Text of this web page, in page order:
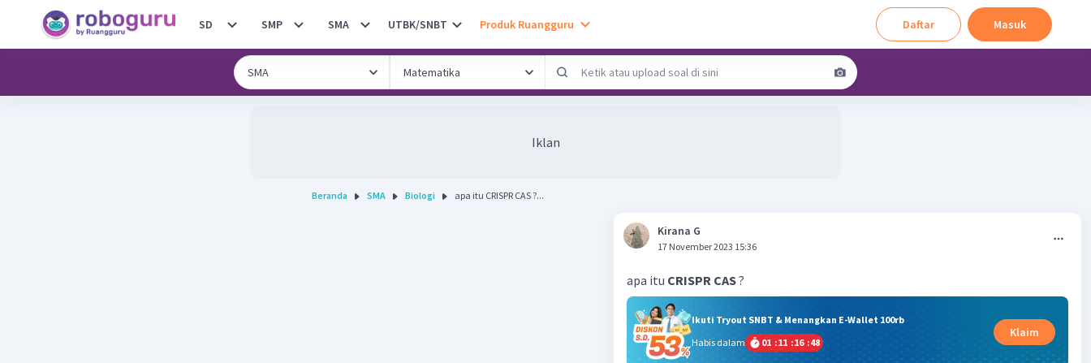
SD SMP SMA UTBK/SNBT Produk Ruangguru Daftar Masuk
Iklan
Beranda SMA Biologi apa itu CRISPR CAS ?...
Kirana G
17 November 2023 15:36
apa itu CRISPR CAS?
Ikuti Tryout SNBT & Menangkan E-Wallet 100rb
Habis dalam
01 :11 :16 :48
Klaim